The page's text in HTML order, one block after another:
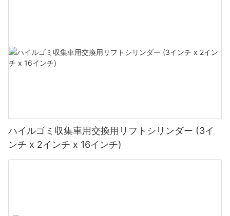
ハイルゴミ収集車用交換用リフトシリンダー (3イ
ンチ x 2インチ x 16インチ)